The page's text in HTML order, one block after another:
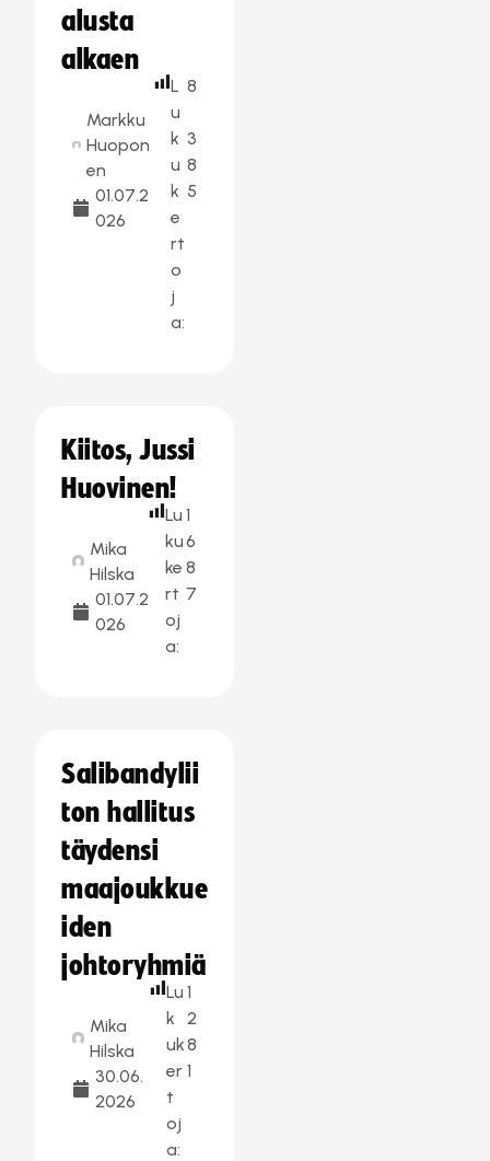
alusta
alkaen
Markku
Huopon
en
01.07.2
026
L
u
k
u
k
e
rt
o
j
a:
8
3
8
5
Kiitos, Jussi
Huovinen!
Mika
Hilska
01.07.2
026
Lu
ku
ke
rt
oj
a:
1
6
8
7
Salibandylii
ton hallitus
täydensi
maajoukkue
iden
johtoryhmiä
Mika
Hilska
30.06.
2026
Lu
k
uk
er
t
oj
a:
1
2
8
1